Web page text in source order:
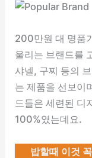
200만원 대 명품
울리는 브랜드를
샤넬, 구찌 등의
는 제품을 선보이
드들은 세련된 디
100%였는데요.
밥할때 이것